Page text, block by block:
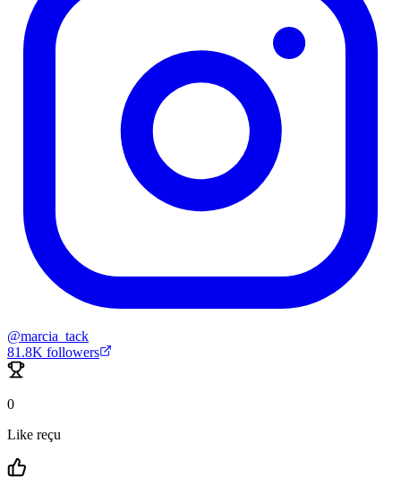
@marcia_tack
81.8K followers
0
Like reçu